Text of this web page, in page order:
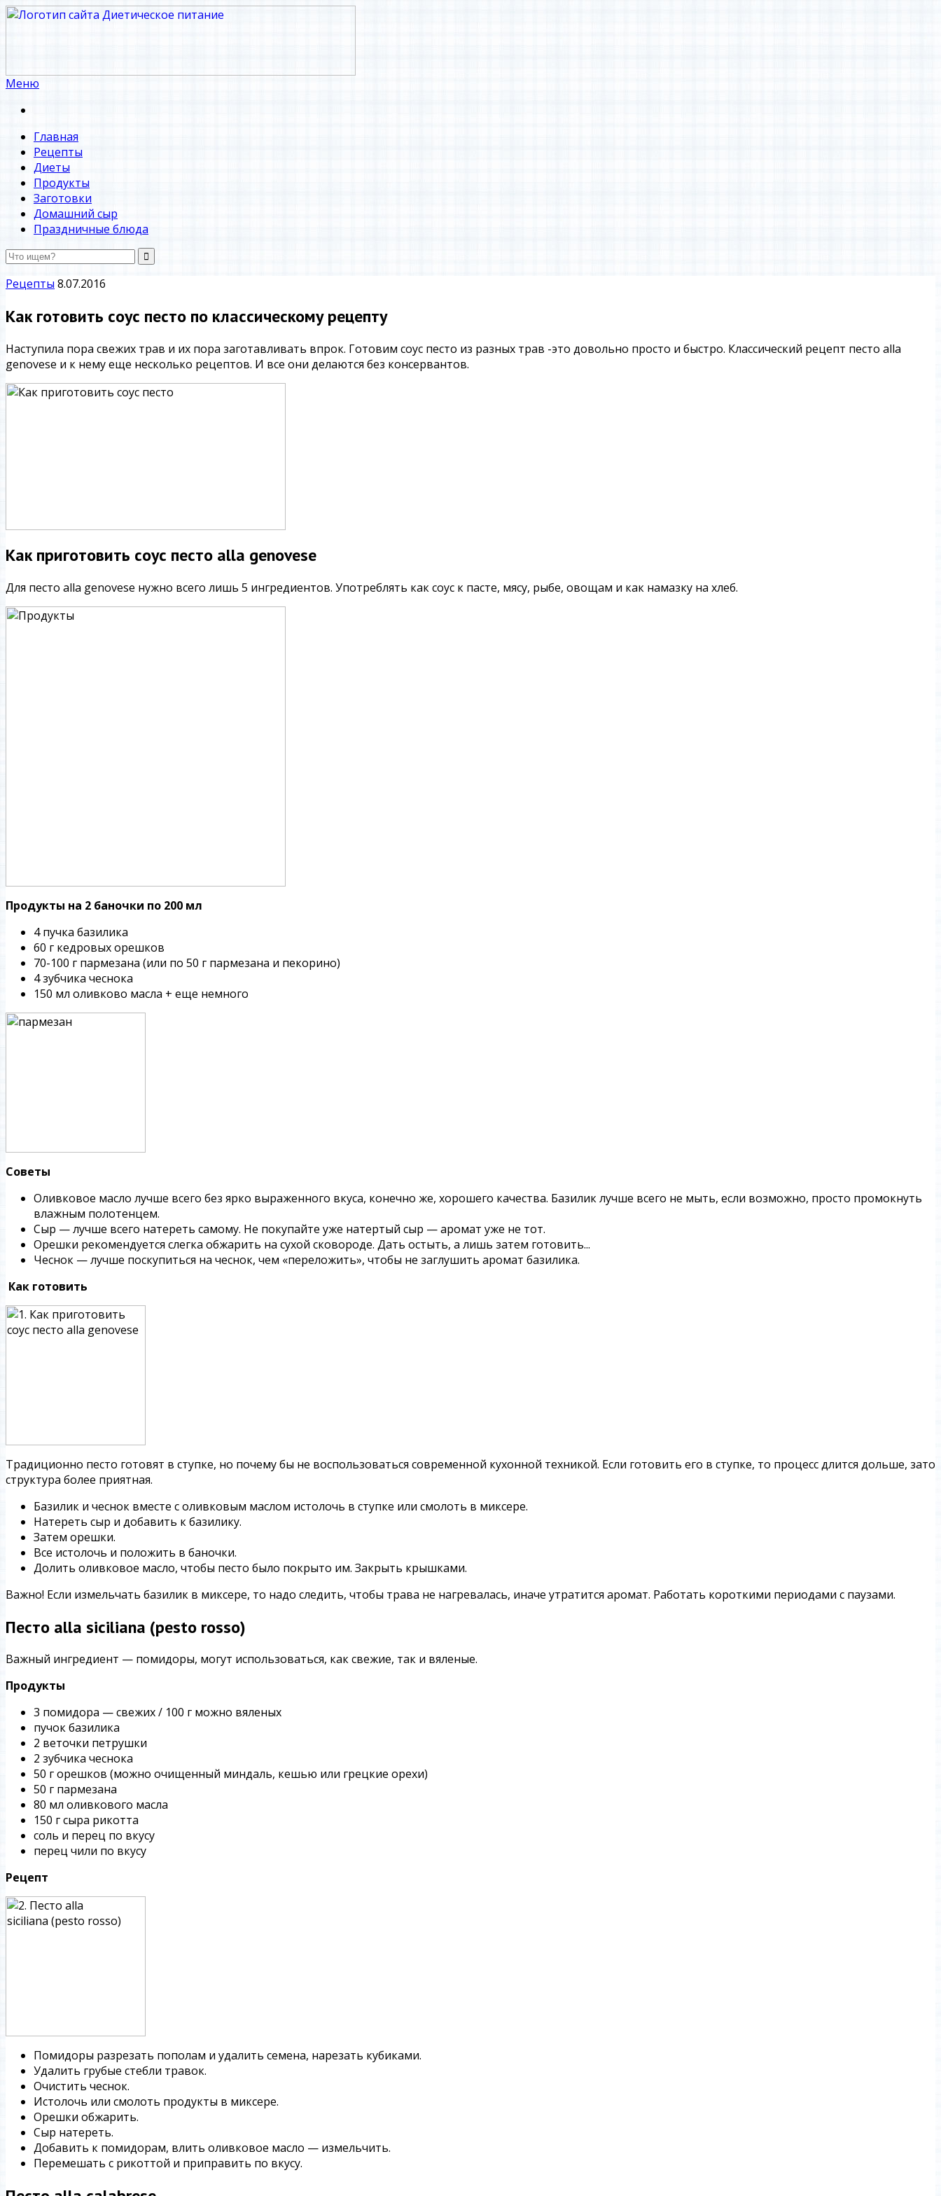
Меню
Главная
Рецепты
Диеты
Продукты
Заготовки
Домашний сыр
Праздничные блюда
Рецепты 8.07.2016
Как готовить соус песто по классическому рецепту
Наступила пора свежих трав и их пора заготавливать впрок. Готовим соус песто из разных трав -это довольно просто и быстро. Классический рецепт песто alla
genovese и к нему еще несколько рецептов. И все они делаются без консервантов.
Как приготовить соус песто alla genovese
Для песто alla genovese нужно всего лишь 5 ингредиентов. Употреблять как соус к пасте, мясу, рыбе, овощам и как намазку на хлеб.
Продукты на 2 баночки по 200 мл
4 пучка базилика
60 г кедровых орешков
70-100 г пармезана (или по 50 г пармезана и пекорино)
4 зубчика чеснока
150 мл оливково масла + еще немного
Советы
Оливковое масло лучше всего без ярко выраженного вкуса, конечно же, хорошего качества. Базилик лучше всего не мыть, если возможно, просто промокнуть
влажным полотенцем.
Сыр — лучше всего натереть самому. Не покупайте уже натертый сыр — аромат уже не тот.
Орешки рекомендуется слегка обжарить на сухой сковороде. Дать остыть, а лишь затем готовить...
Чеснок — лучше поскупиться на чеснок, чем «переложить», чтобы не заглушить аромат базилика.
Как готовить
Традиционно песто готовят в ступке, но почему бы не воспользоваться современной кухонной техникой. Если готовить его в ступке, то процесс длится дольше, зато
структура более приятная.
Базилик и чеснок вместе с оливковым маслом истолочь в ступке или смолоть в миксере.
Натереть сыр и добавить к базилику.
Затем орешки.
Все истолочь и положить в баночки.
Долить оливковое масло, чтобы песто было покрыто им. Закрыть крышками.
Важно! Если измельчать базилик в миксере, то надо следить, чтобы трава не нагревалась, иначе утратится аромат. Работать короткими периодами с паузами.
Песто alla siciliana (pesto rosso)
Важный ингредиент — помидоры, могут использоваться, как свежие, так и вяленые.
Продукты
3 помидора — свежих / 100 г можно вяленых
пучок базилика
2 веточки петрушки
2 зубчика чеснока
50 г орешков (можно очищенный миндаль, кешью или грецкие орехи)
50 г пармезана
80 мл оливкового масла
150 г сыра рикотта
соль и перец по вкусу
перец чили по вкусу
Рецепт
Помидоры разрезать пополам и удалить семена, нарезать кубиками.
Удалить грубые стебли травок.
Очистить чеснок.
Истолочь или смолоть продукты в миксере.
Орешки обжарить.
Сыр натереть.
Добавить к помидорам, влить оливковое масло — измельчить.
Перемешать с рикоттой и приправить по вкусу.